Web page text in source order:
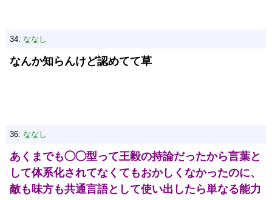
34: ななし
なんか知らんけど認めてて草
36: ななし
あくまでも◯◯型って王毅の持論だったから言葉と
して体系化されてなくてもおかしくなかったのに、
敵も味方も共通言語として使い出したら単なる能力